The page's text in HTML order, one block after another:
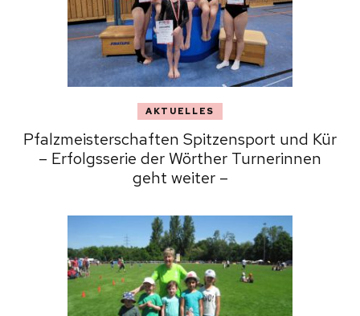
AKTUELLES
Pfalzmeisterschaften Spitzensport und Kür
– Erfolgsserie der Wörther Turnerinnen
geht weiter –